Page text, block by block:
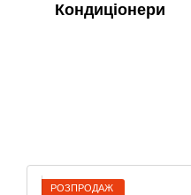
Кондиціонери
РОЗПРОДАЖ